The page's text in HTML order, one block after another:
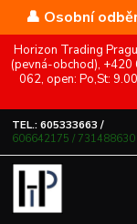
👤 Osobní
Horizon Trading
(pevná-obchod),
062, open: Po,St:
TEL.: 605333663 /
606642175 /